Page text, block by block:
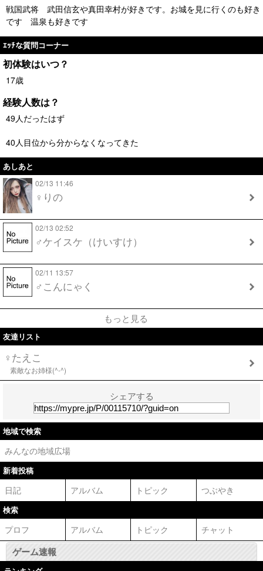
戦国武将 武田信玄や真田幸村が好きです。お城を見に行くのも好き
です 温泉も好きです
ｴｯﾁな質問コーナー
初体験はいつ？
17歳
経験人数は？
49人だったはず
40人目位から分からなくなってきた
あしあと
02/13 11:46
♀りの
02/13 02:52
♂ケイスケ（けいすけ）
02/11 13:57
♂こんにゃく
もっと見る
友達リスト
♀たえこ
素敵なお姉様(^-^)
シェアする
地域で検索
みんなの地域広場
新着投稿
日記 アルバム トピック つぶやき
検索
プロフ アルバム トピック チャット
ゲーム速報